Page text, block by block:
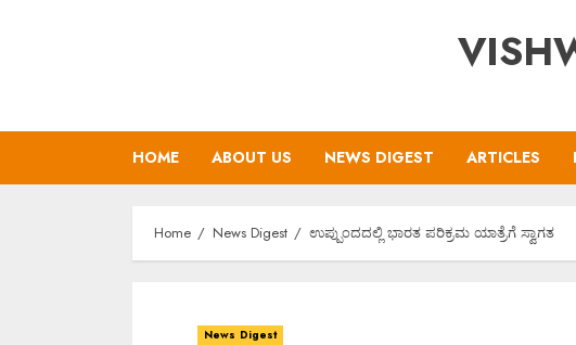
HOME ABOUT US NEWS DIGEST ARTICLES
Home News Digest ಉಪ್ಪುಂದದಲ್ಲಿ ಭಾರತ ಪರಿಕ್ರಮ ಯಾತ್ರೆಗೆ ಸ್ವಾಗತ
News Digest